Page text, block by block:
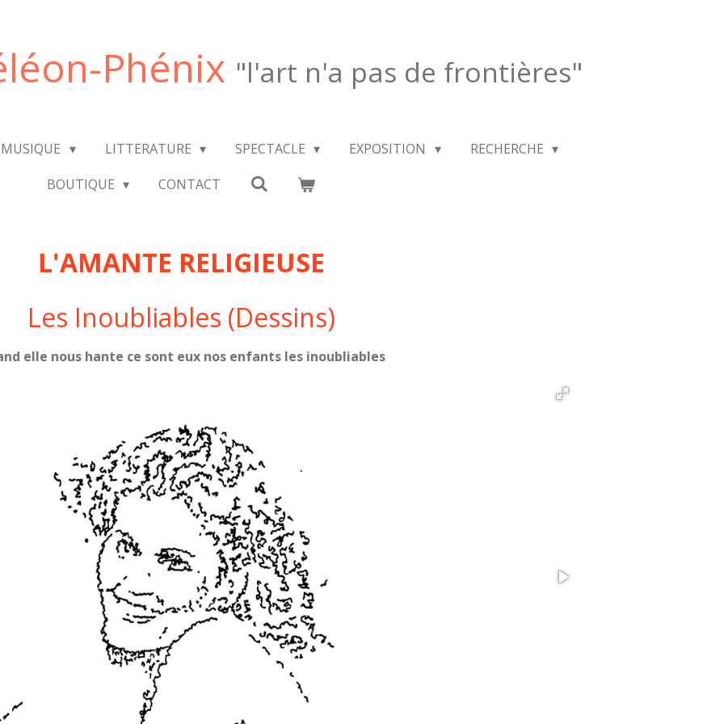
Phénix "l'art n'a pas de frontières"
MUSIQUE LITTERATURE SPECTACLE EXPOSITION
RECHERCHE
BOUTIQUE
CONTACT
L'AMANTE RELIGIEUSE
Les Inoubliables (Dessins)
elle nous hante ce sont eux nos enfants les inoubliables